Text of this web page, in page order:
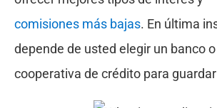
comisiones más bajas. En última
depende de usted elegir un banco
cooperativa de crédito para